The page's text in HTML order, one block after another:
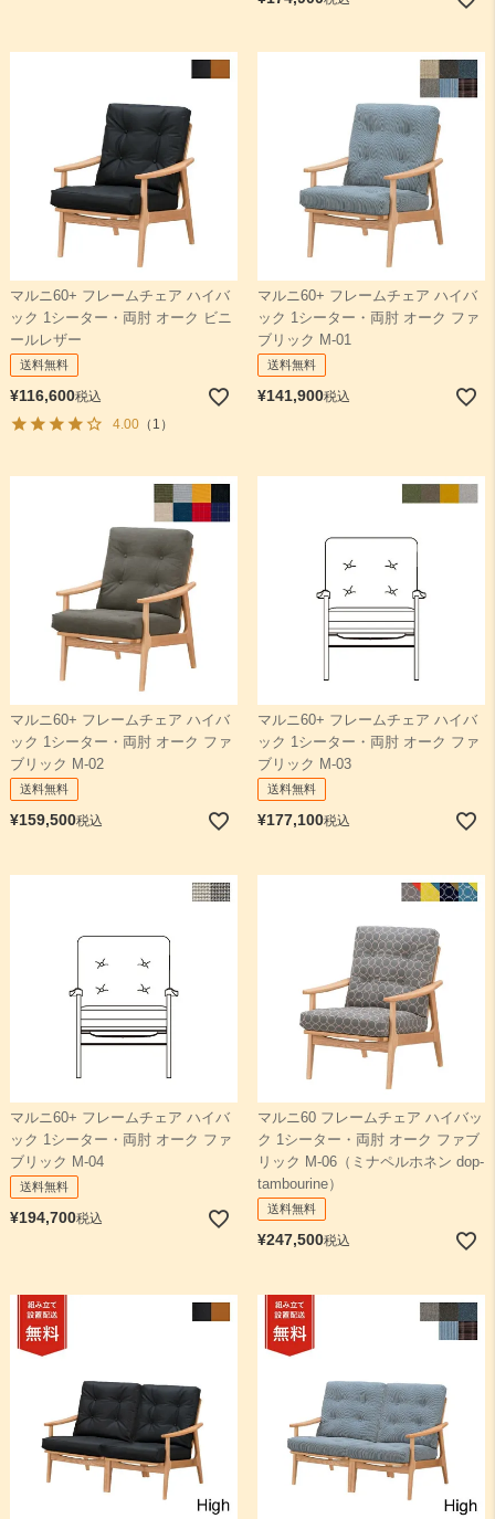
マルニ60+ フレームチェア ハイバ
ック 1シーター・両肘 オーク ビニ
ールレザー
送料無料
¥116,600税込
4.00（1）
マルニ60+ フレームチェア ハイバ
ック 1シーター・両肘 オーク ファ
ブリック M-01
送料無料
¥141,900税込
マルニ60+ フレームチェア ハイバ
ック 1シーター・両肘 オーク ファ
ブリック M-02
送料無料
¥159,500税込
マルニ60+ フレームチェア ハイバ
ック 1シーター・両肘 オーク ファ
ブリック M-03
送料無料
¥177,100税込
マルニ60+ フレームチェア ハイバ
ック 1シーター・両肘 オーク ファ
ブリック M-04
送料無料
¥194,700税込
マルニ60 フレームチェア ハイバッ
ク 1シーター・両肘 オーク ファブ
リック M-06（ミナペルホネン dop-
tambourine）
送料無料
¥247,500税込